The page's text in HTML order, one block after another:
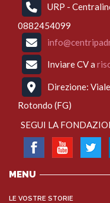
URP -
0882454099
Inviare CV a
Direzione:
Rotondo (FG)
SEGUI LA
MENU
LE VOSTRE STORIE